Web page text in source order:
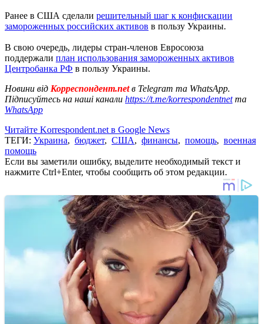
Ранее в США сделали решительный шаг к конфискации
замороженных российских активов в пользу Украины.
В свою очередь, лидеры стран-членов Евросоюза
поддержали план использования замороженных активов
Центробанка РФ в пользу Украины.
Новини від Корреспондент.netв Telegram та WhatsApp.
Підписуйтесь на наші канали https://t.me/korrespondentnetта
WhatsApp
Читайте Korrespondent.net в Google News
ТЕГИ: Украина, бюджет, США, финансы, помощь, военная
помощь
Если вы заметили ошибку, выделите необходимый текст и
нажмите Ctrl+Enter, чтобы сообщить об этом редакции.